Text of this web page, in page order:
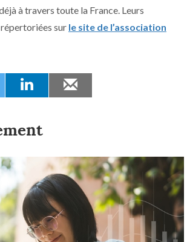
à travers toute la France. Leurs
sur le site de l’association